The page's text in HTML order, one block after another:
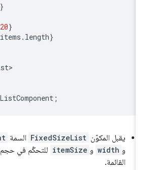
500
={120
={items.length
ListComponent
يقبل المكوّن FixedSizeList السمة
width و itemSize للتحكّم في حجم
القائمة.